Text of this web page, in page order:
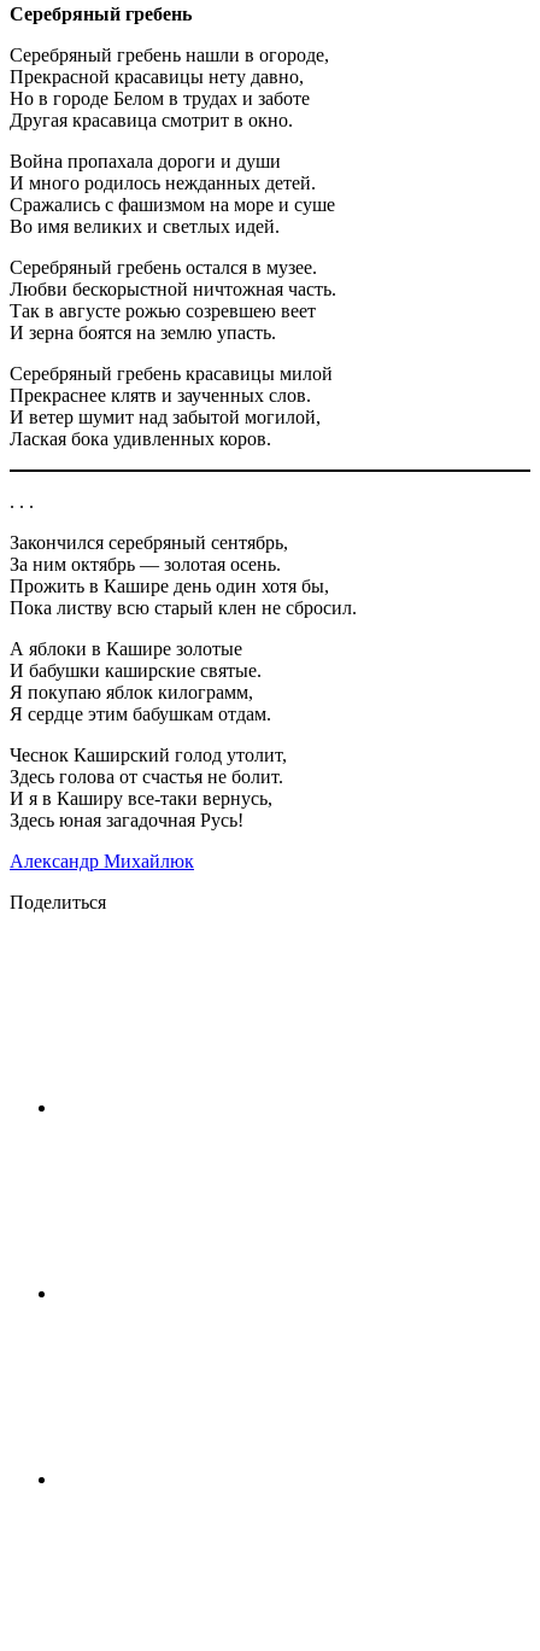
Серебряный гребень
Серебряный гребень нашли в огороде,
Прекрасной красавицы нету давно,
Но в городе Белом в трудах и заботе
Другая красавица смотрит в окно.
Война пропахала дороги и души
И много родилось нежданных детей.
Сражались с фашизмом на море и суше
Во имя великих и светлых идей.
Серебряный гребень остался в музее.
Любви бескорыстной ничтожная часть.
Так в августе рожью созревшею веет
И зерна боятся на землю упасть.
Серебряный гребень красавицы милой
Прекраснее клятв и заученных слов.
И ветер шумит над забытой могилой,
Лаская бока удивленных коров.
. . .
Закончился серебряный сентябрь,
За ним октябрь — золотая осень.
Прожить в Кашире день один хотя бы,
Пока листву всю старый клен не сбросил.
А яблоки в Кашире золотые
И бабушки каширские святые.
Я покупаю яблок килограмм,
Я сердце этим бабушкам отдам.
Чеснок Каширский голод утолит,
Здесь голова от счастья не болит.
И я в Каширу все-таки вернусь,
Здесь юная загадочная Русь!
Александр Михайлюк
Поделиться